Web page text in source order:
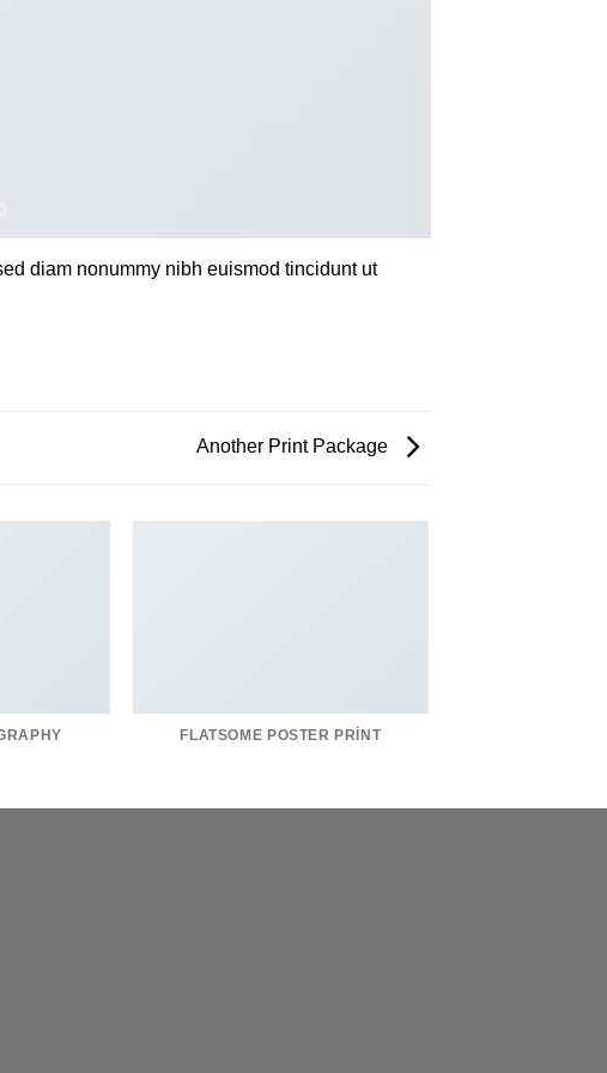
diam nonummy nibh euismod tincidunt ut
Another Print Package
FLATSOME POSTER PRINT